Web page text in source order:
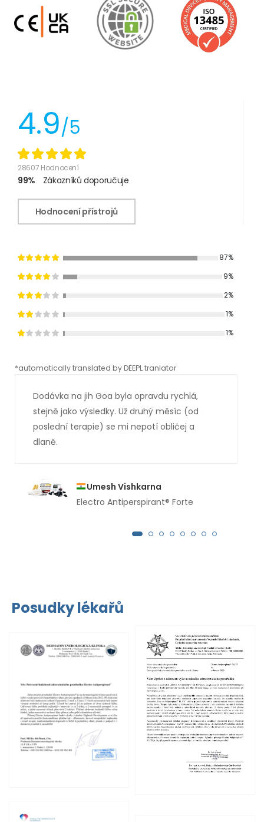
4.9/5
28607 Hodnocení
99% Zákazníků doporučuje
Hodnocení přístrojů
87%
9%
2%
1%
1%
*automatically translated by DEEPL tranlator
Dodávka na jih Goa byla opravdu rychlá,
stejně jako výsledky. Už druhý měsíc (od
poslední terapie) se mi nepotí obličej a
dlaně.
Umesh Vishkarna
Electro Antiperspirant® Forte
Posudky lékařů